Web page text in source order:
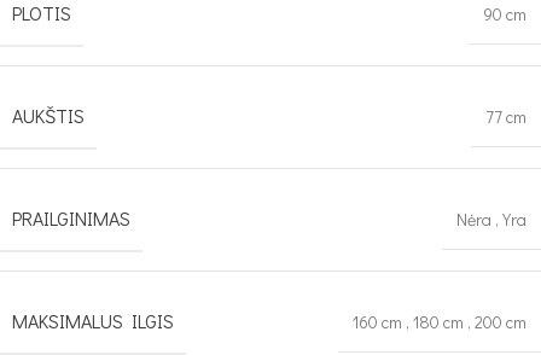
PLOTIS 90 cm
AUKŠTIS 77 cm
PRAILGINIMAS Nėra , Yra
MAKSIMALUS ILGIS 160 cm , 180 cm , 200 cm